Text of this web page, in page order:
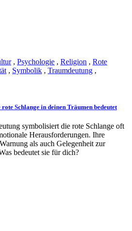
, Psychologie , Religion , Rote
, Symbolik , Traumdeutung ,
Schlange in deinen Träumen bedeutet
symbolisiert die rote Schlange oft
Herausforderungen. Ihre
als auch Gelegenheit zur
bedeutet sie für dich?